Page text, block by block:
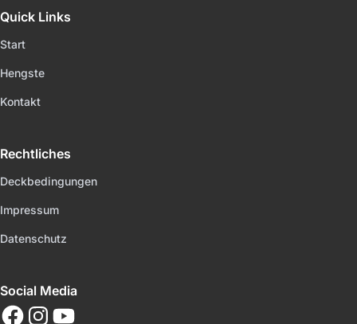
Quick Links
Start
Hengste
Kontakt
Rechtliches
Deckbedingungen
Impressum
Datenschutz
Social Media